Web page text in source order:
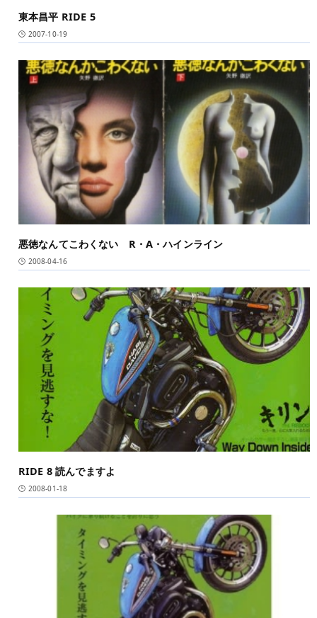
東本昌平 RIDE 5
2007-10-19
悪徳なんてこわくない R・A・ハインライン
2008-04-16
RIDE 8 読んでますよ
2008-01-18